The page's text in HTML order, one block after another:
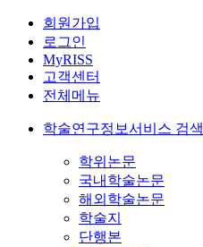
회원가입
로그인
MyRISS
고객센터
전체메뉴
학술연구정보서비스 검색
학위논문
국내학술논문
해외학술논문
학술지
단행본